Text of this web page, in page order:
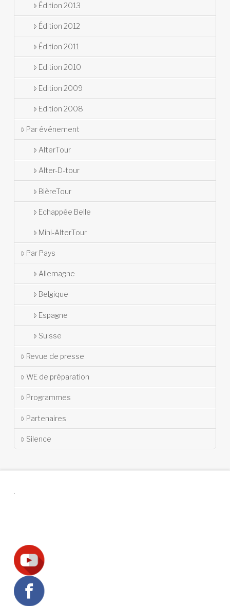
Édition 2013
Édition 2012
Édition 2011
Edition 2010
Edition 2009
Edition 2008
Par événement
AlterTour
Alter-D-tour
BièreTour
Echappée Belle
Mini-AlterTour
Par Pays
Allemagne
Belgique
Espagne
Suisse
Revue de presse
WE de préparation
Programmes
Partenaires
Silence